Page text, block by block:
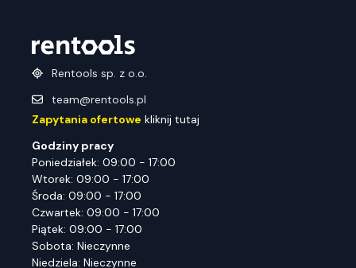
Rentools sp. z o.o.
team@rentools.pl
Zapytania ofertowe kliknij tutaj
Godziny pracy
Poniedziałek: 09:00 - 17:00
Wtorek: 09:00 - 17:00
Środa: 09:00 - 17:00
Czwartek: 09:00 - 17:00
Piątek: 09:00 - 17:00
Sobota: Nieczynne
Niedziela: Nieczynne